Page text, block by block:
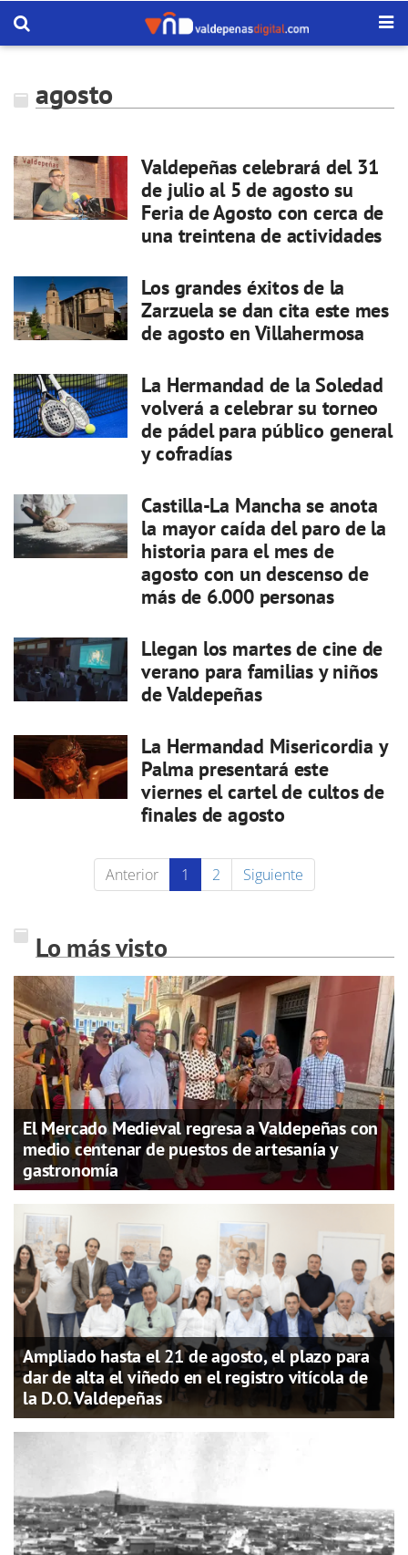
agosto
Valdepeñas celebrará del 31
de julio al 5 de agosto su
Feria de Agosto con cerca de
una treintena de actividades
Los grandes éxitos de la
Zarzuela se dan cita este mes
de agosto en Villahermosa
La Hermandad de la Soledad
volverá a celebrar su torneo
de pádel para público general
y cofradías
Castilla-La Mancha se anota
la mayor caída del paro de la
historia para el mes de
agosto con un descenso de
más de 6.000 personas
Llegan los martes de cine de
verano para familias y niños
de Valdepeñas
La Hermandad Misericordia y
Palma presentará este
viernes el cartel de cultos de
finales de agosto
Anterior 1 2 Siguiente
Lo más visto
El Mercado Medieval regresa a Valdepeñas con
medio centenar de puestos de artesanía y
gastronomía
Ampliado hasta el 21 de agosto, el plazo para
dar de alta el viñedo en el registro vitícola de
la D.O. Valdepeñas